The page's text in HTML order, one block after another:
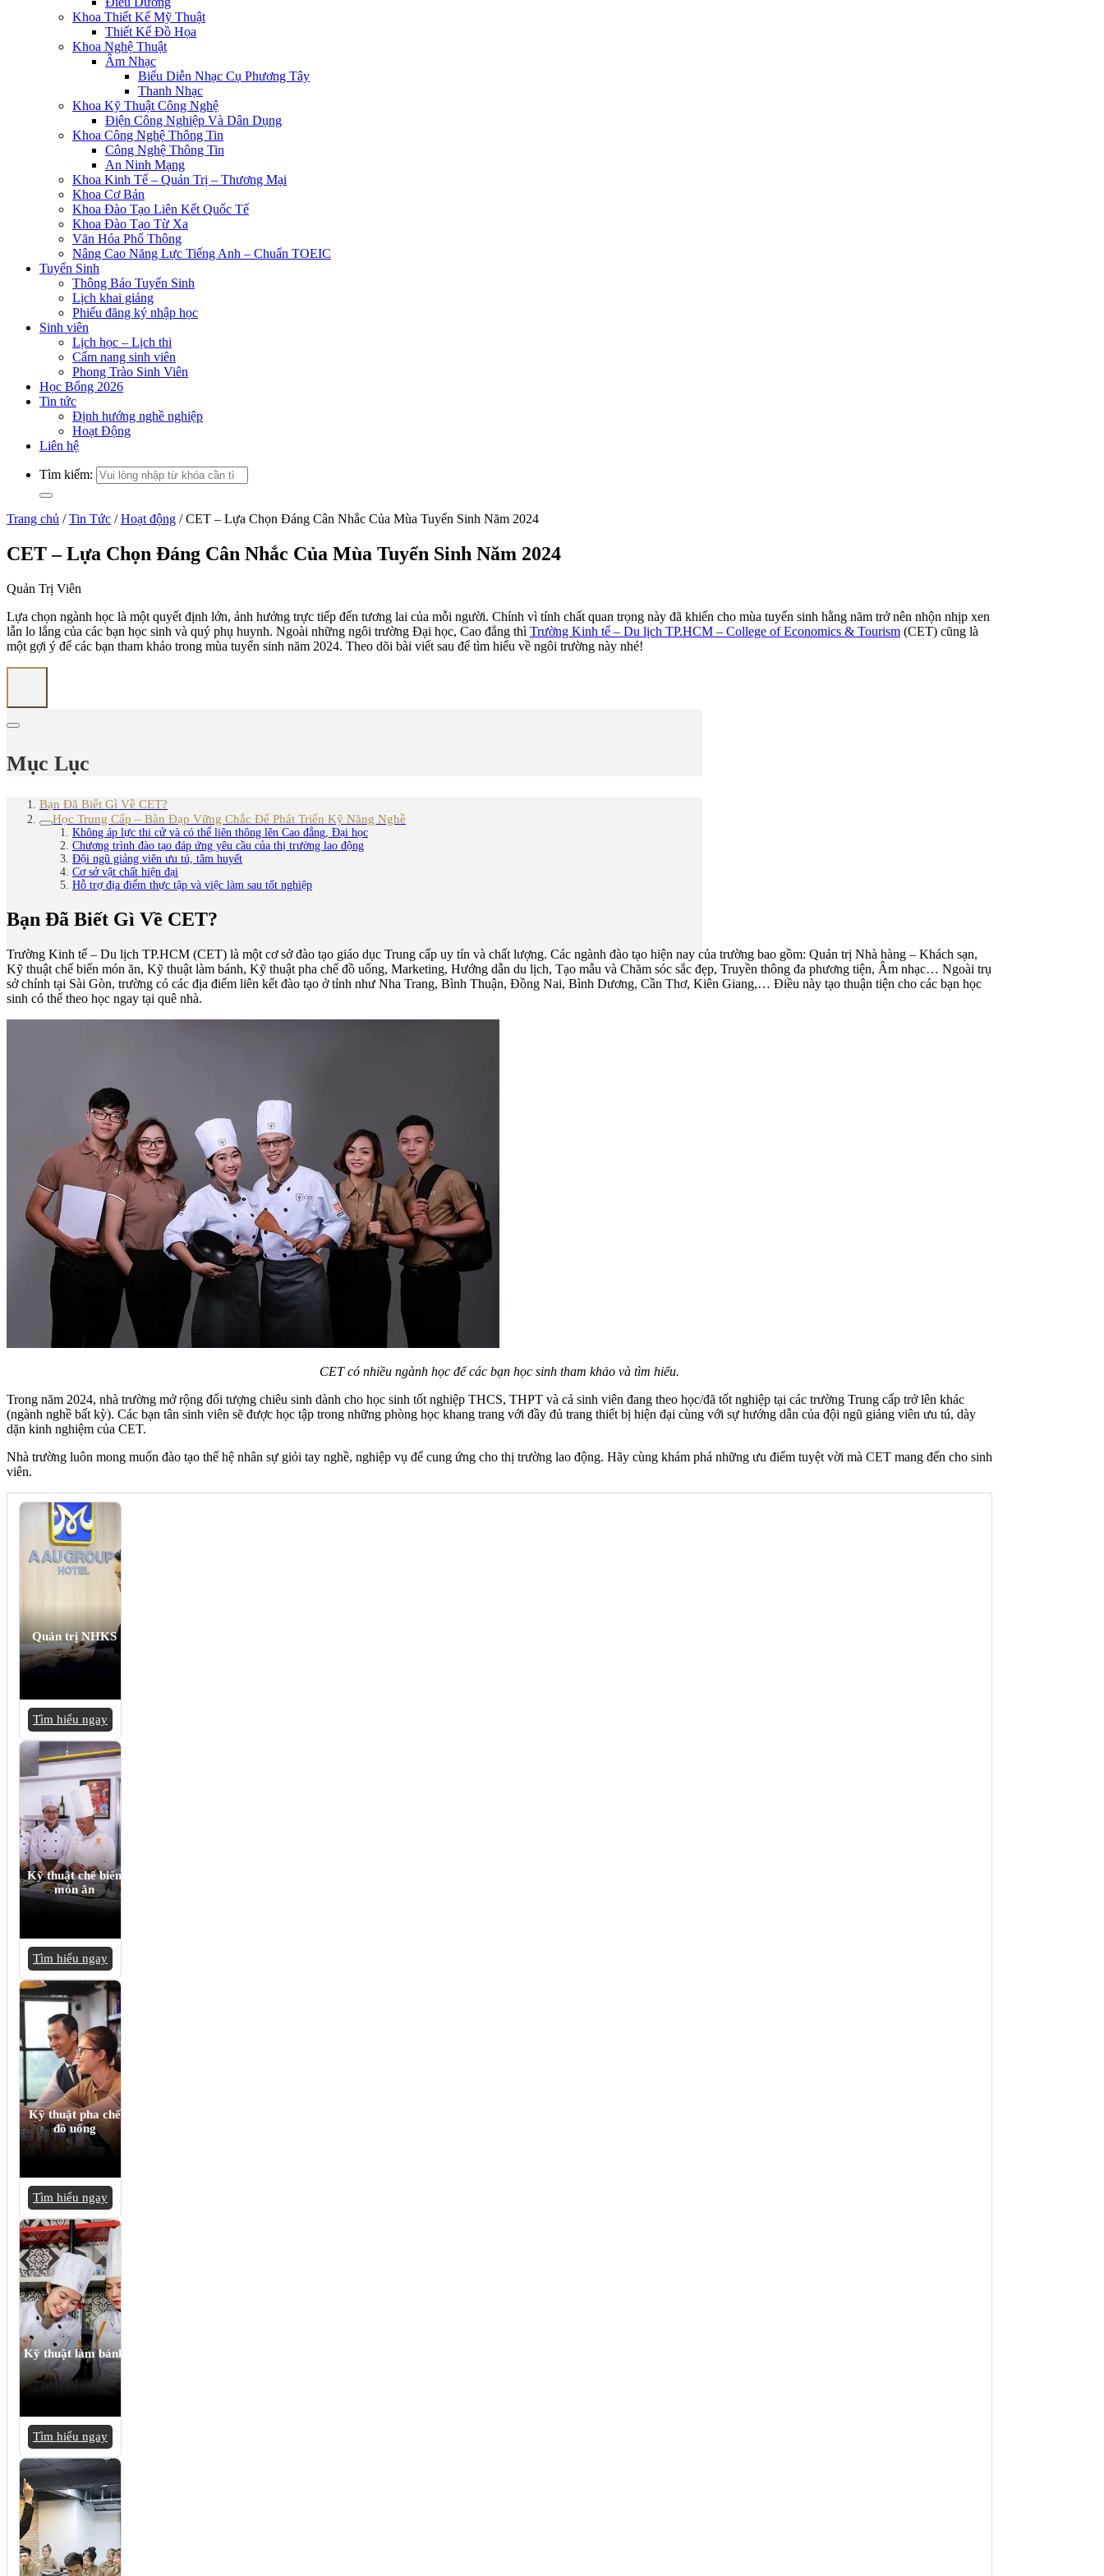
Khoa Thiết Kế Mỹ Thuật
Thiết Kế Đồ Họa
Khoa Nghệ Thuật
Âm Nhạc
Biểu Diễn Nhạc Cụ Phương Tây
Thanh Nhạc
Khoa Kỹ Thuật Công Nghệ
Điện Công Nghiệp Và Dân Dụng
Khoa Công Nghệ Thông Tin
Công Nghệ Thông Tin
An Ninh Mạng
Khoa Kinh Tế – Quản Trị – Thương Mại
Khoa Cơ Bản
Khoa Đào Tạo Liên Kết Quốc Tế
Khoa Đào Tạo Từ Xa
Văn Hóa Phổ Thông
Nâng Cao Năng Lực Tiếng Anh – Chuẩn TOEIC
Tuyển Sinh
Thông Báo Tuyển Sinh
Lịch khai giảng
Phiếu đăng ký nhập học
Sinh viên
Lịch học – Lịch thi
Cẩm nang sinh viên
Phong Trào Sinh Viên
Học Bổng 2026
Tin tức
Định hướng nghề nghiệp
Hoạt Động
Liên hệ
Tìm kiếm:
Trang chủ / Tin Tức / Hoạt động / CET – Lựa Chọn Đáng Cân Nhắc Của Mùa Tuyển Sinh Năm 2024
CET – Lựa Chọn Đáng Cân Nhắc Của Mùa Tuyển Sinh Năm 2024
Quản Trị Viên
Lựa chọn ngành học là một quyết định lớn, ảnh hưởng trực tiếp đến tương lai của mỗi người. Chính vì tính chất quan trọng này đã khiến cho mùa tuyển sinh hằng năm trở nên nhộn nhịp xen
lẫn lo lắng của các bạn học sinh và quý phụ huynh. Ngoài những ngôi trường Đại học, Cao đẳng thì Trường Kinh tế – Du lịch TP.HCM – College of Economics & Tourism (CET) cũng là
một gợi ý để các bạn tham khảo trong mùa tuyển sinh năm 2024. Theo dõi bài viết sau để tìm hiểu về ngôi trường này nhé!
Mục Lục
Bạn Đã Biết Gì Về CET?
Học Trung Cấp – Bàn Đạp Vững Chắc Để Phát Triển Kỹ Năng Nghề
Không áp lực thi cử và có thể liên thông lên Cao đẳng, Đại học
Chương trình đào tạo đáp ứng yêu cầu của thị trường lao động
Đội ngũ giảng viên ưu tú, tâm huyết
Cơ sở vật chất hiện đại
Hỗ trợ địa điểm thực tập và việc làm sau tốt nghiệp
Bạn Đã Biết Gì Về CET?
Trường Kinh tế – Du lịch TP.HCM (CET) là một cơ sở đào tạo giáo dục Trung cấp uy tín và chất lượng. Các ngành đào tạo hiện nay của trường bao gồm: Quản trị Nhà hàng – Khách sạn,
Kỹ thuật chế biến món ăn, Kỹ thuật làm bánh, Kỹ thuật pha chế đồ uống, Marketing, Hướng dẫn du lịch, Tạo mẫu và Chăm sóc sắc đẹp, Truyền thông đa phương tiện, Âm nhạc… Ngoài trụ
sở chính tại Sài Gòn, trường có các địa điểm liên kết đào tạo ở tỉnh như Nha Trang, Bình Thuận, Đồng Nai, Bình Dương, Cần Thơ, Kiên Giang,… Điều này tạo thuận tiện cho các bạn học
sinh có thể theo học ngay tại quê nhà.
CET có nhiều ngành học để các bạn học sinh tham khảo và tìm hiểu.
Trong năm 2024, nhà trường mở rộng đối tượng chiêu sinh dành cho học sinh tốt nghiệp THCS, THPT và cả sinh viên đang theo học/đã tốt nghiệp tại các trường Trung cấp trở lên khác
(ngành nghề bất kỳ). Các bạn tân sinh viên sẽ được học tập trong những phòng học khang trang với đầy đủ trang thiết bị hiện đại cùng với sự hướng dẫn của đội ngũ giảng viên ưu tú, dày
dặn kinh nghiệm của CET.
Nhà trường luôn mong muốn đào tạo thế hệ nhân sự giỏi tay nghề, nghiệp vụ để cung ứng cho thị trường lao động. Hãy cùng khám phá những ưu điểm tuyệt vời mà CET mang đến cho sinh
viên.
Quản trị NHKS
Tìm hiểu ngay
Kỹ thuật chế biến
món ăn
Tìm hiểu ngay
Kỹ thuật pha chế
đồ uống
Tìm hiểu ngay
Kỹ thuật làm bánh
Tìm hiểu ngay